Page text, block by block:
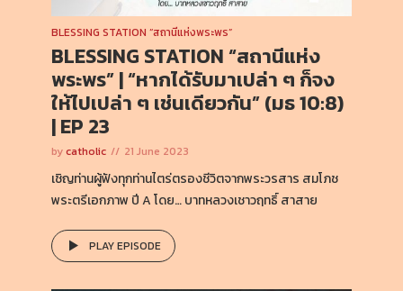
BLESSING STATION “สถานีแห่งพระพร”
BLESSING STATION “สถานีแห่ง
พระพร” | “หากได้รับมาเปล่า ๆ ก็จง
ให้ไปเปล่า ๆ เช่นเดียวกัน” (มธ 10:8)
| EP 23
bycatholic 21 June 2023
เชิญท่านผู้ฟังทุกท่านไตร่ตรองชีวิตจากพระวรสาร สมโภช
พระตรีเอกภาพ ปี A โดย… บาทหลวงเชาวฤทธิ์ สาสาย
PLAY EPISODE